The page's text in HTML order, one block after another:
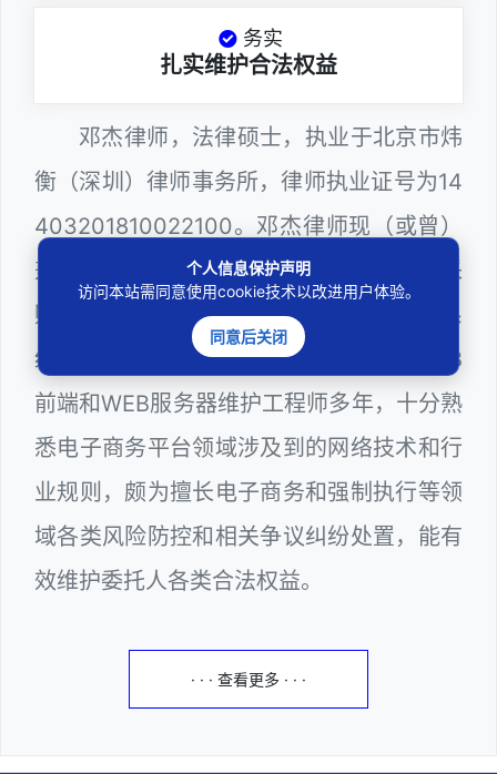
务实
扎实维护合法权益
邓杰律师，法律硕士，执业于北京市炜
衡（深圳）律师事务所，律师执业证号为14
403201810022100。邓杰律师现（或曾）
兼任深圳市人民政府听证员、深圳市政府采
购评审专家（法律类）、深圳市某区政府系
统公职律师、计算机信息网络安全员、WEB
前端和WEB服务器维护工程师多年，十分熟
悉电子商务平台领域涉及到的网络技术和行
业规则，颇为擅长电子商务和强制执行等领
域各类风险防控和相关争议纠纷处置，能有
效维护委托人各类合法权益。
· · · 查看更多 · · ·
个人信息保护声明
访问本站需同意使用cookie技术以改进用户体验。
同意后关闭